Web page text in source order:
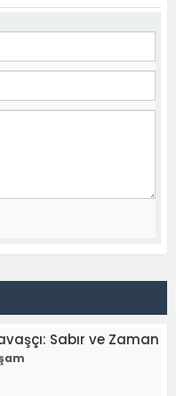
Sabır ve Zaman